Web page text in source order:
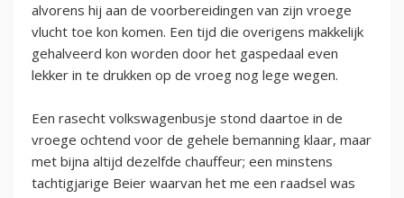
alvorens hij aan de voorbereidingen van zijn vroege
vlucht toe kon komen. Een tijd die overigens makkelijk
gehalveerd kon worden door het gaspedaal even
lekker in te drukken op de vroeg nog lege wegen.
Een rasecht volkswagenbusje stond daartoe in de
vroege ochtend voor de gehele bemanning klaar, maar
met bijna altijd dezelfde chauffeur; een minstens
tachtigjarige Beier waarvan het me een raadsel was